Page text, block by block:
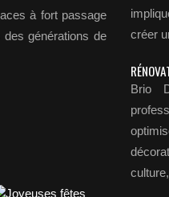
à fort passage
des générations de
créer
Brio